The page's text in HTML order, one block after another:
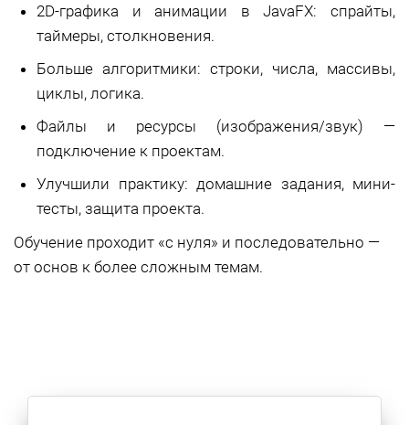
2D-графика и анимации в JavaFX: спрайты,
таймеры, столкновения.
Больше алгоритмики: строки, числа, массивы,
циклы, логика.
Файлы и ресурсы (изображения/звук) —
подключение к проектам.
Улучшили практику: домашние задания, мини-
тесты, защита проекта.
Обучение проходит «с нуля» и последовательно —
от основ к более сложным темам.